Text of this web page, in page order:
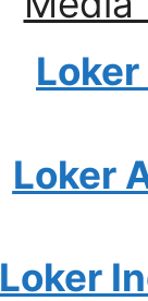
Loker
Loker
Loker